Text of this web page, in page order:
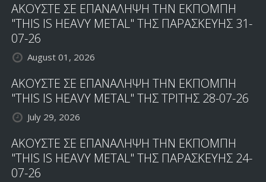
ΑΚΟΥΣΤΕ ΣΕ ΕΠΑΝΑΛΗΨΗ ΤΗΝ ΕΚΠΟΜΠΗ
"THIS IS HEAVY METAL" ΤΗΣ ΠΑΡΑΣΚΕΥΗΣ 31-
07-26
August 01, 2026
ΑΚΟΥΣΤΕ ΣΕ ΕΠΑΝΑΛΗΨΗ ΤΗΝ ΕΚΠΟΜΠΗ
"THIS IS HEAVY METAL" ΤΗΣ ΤΡΙΤΗΣ 28-07-26
July 29, 2026
ΑΚΟΥΣΤΕ ΣΕ ΕΠΑΝΑΛΗΨΗ ΤΗΝ ΕΚΠΟΜΠΗ
"THIS IS HEAVY METAL" ΤΗΣ ΠΑΡΑΣΚΕΥΗΣ 24-
07-26